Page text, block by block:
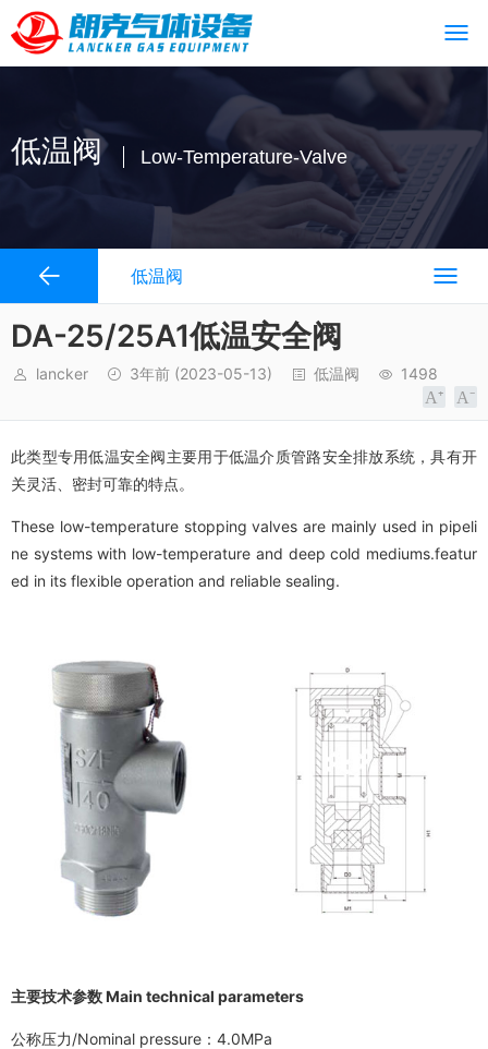
低温阀 Low-Temperature-Valve
低温阀
DA-25/25A1低温安全阀
lancker 3年前 (2023-05-13) 低温阀 1498
此类型专用低温安全阀主要用于低温介质管路安全排放系统，具有开
关灵活、密封可靠的特点。
These low-temperature stopping valves are mainly used in pipeli
ne systems with low-temperature and deep cold mediums.featur
ed in its flexible operation and reliable sealing.
主要技术参数 Main technical parameters
公称压力/Nominal pressure：4.0MPa